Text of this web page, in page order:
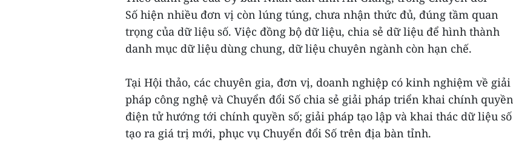
Số hiện nhiều đơn vị còn lúng túng, chưa nhận thức đủ, đúng tầm quan
trọng của dữ liệu số. Việc đồng bộ dữ liệu, chia sẻ dữ liệu để hình thành
danh mục dữ liệu dùng chung, dữ liệu chuyên ngành còn hạn chế.
Tại Hội thảo, các chuyên gia, đơn vị, doanh nghiệp có kinh nghiệm về giải
pháp công nghệ và Chuyển đổi Số chia sẻ giải pháp triển khai chính quyền
điện tử hướng tới chính quyền số; giải pháp tạo lập và khai thác dữ liệu số
tạo ra giá trị mới, phục vụ Chuyển đổi Số trên địa bàn tỉnh.